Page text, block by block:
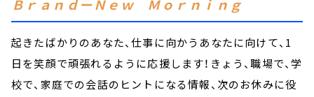
ＢｒａｎｄーＮｅｗ Ｍｏｒｎｉｎｇ
起きたばかりのあなた、仕事に向かうあなたに向けて、1
日を笑顔で頑張れるように応援します！きょう、職場で、学
校で、家庭での会話のヒントになる情報、次のお休みに役